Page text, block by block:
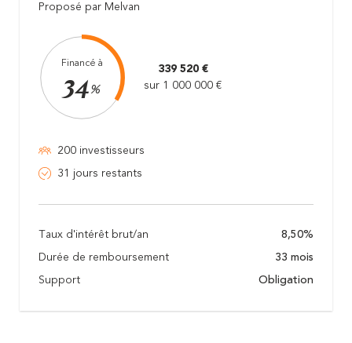
Proposé par Melvan
Financé à
34%
339 520 €
sur 1 000 000 €
200 investisseurs
31 jours restants
Taux d'intérêt brut/an 8,50%
Durée de remboursement 33 mois
Support Obligation